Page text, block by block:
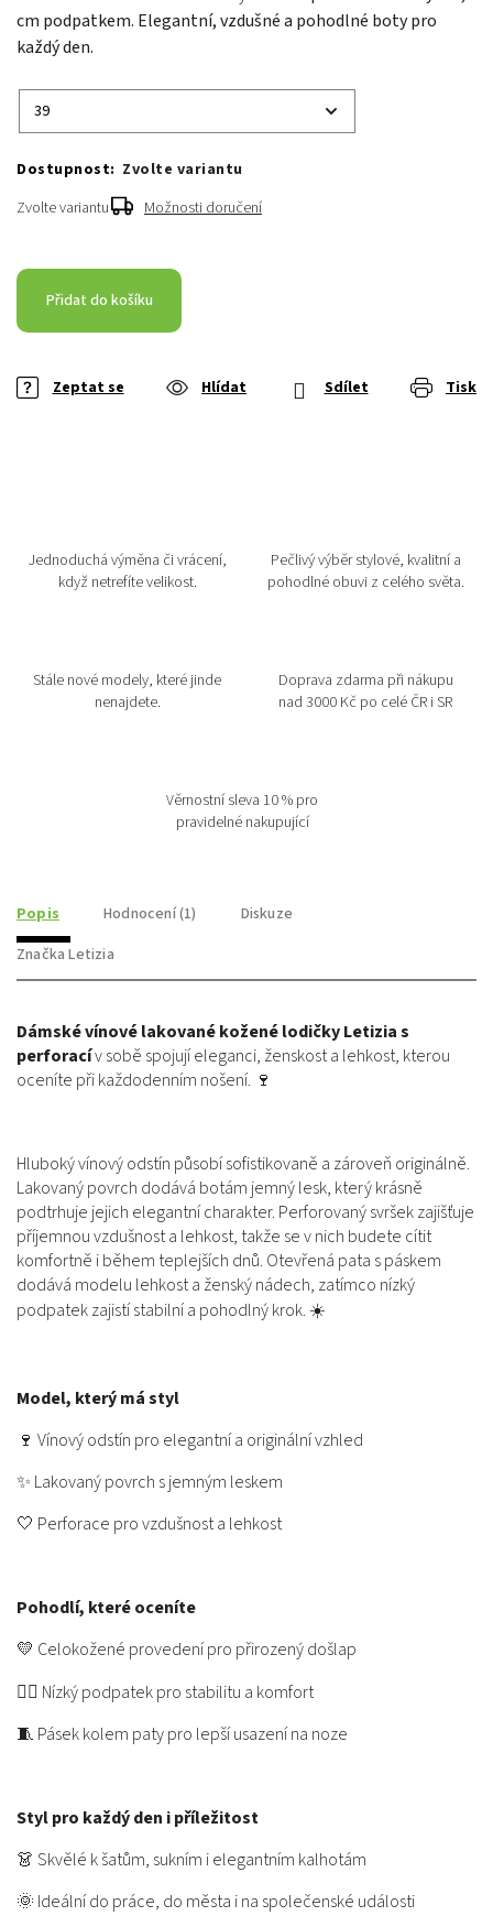
cm podpatkem. Elegantní, vzdušné a pohodlné boty pro
každý den.
Zvolte variantu
Zvolte variantu
Možnosti doručení
Přidat do košíku
Tisk
Zeptat se Hlídat Sdílet
Jednoduchá výměna či vrácení,
když netrefíte velikost.
Pečlivý výběr stylové, kvalitní a
pohodlné obuvi z celého světa.
Stále nové modely, které jinde
nenajdete.
Doprava zdarma při nákupu
nad 3000 Kč po celé ČR i SR
Věrnostní sleva 10 % pro
pravidelné nakupující
Popis Hodnocení (1)
Diskuze
Značka Letizia
Dámské vínové lakované kožené lodičky Letizia s
perforacív sobě spojují eleganci, ženskost a lehkost, kterou
oceníte při každodenním nošení. 🍷
Hluboký vínový odstín působí sofistikovaně a zároveň originálně.
Lakovaný povrch dodává botám jemný lesk, který krásně
podtrhuje jejich elegantní charakter. Perforovaný svršek zajišťuje
příjemnou vzdušnost a lehkost, takže se v nich budete cítit
komfortně i během teplejších dnů. Otevřená pata s páskem
dodává modelu lehkost a ženský nádech, zatímco nízký
podpatek zajistí stabilní a pohodlný krok. ☀️
Model, který má styl
🍷 Vínový odstín pro elegantní a originální vzhled
✨ Lakovaný povrch s jemným leskem
🤍 Perforace pro vzdušnost a lehkost
Pohodlí, které oceníte
💛 Celokožené provedení pro přirozený došlap
🚶‍♀️ Nízký podpatek pro stabilitu a komfort
🧵 Pásek kolem paty pro lepší usazení na noze
Styl pro každý den i příležitost
👗 Skvělé k šatům, sukním i elegantním kalhotám
🌞 Ideální do práce, do města i na společenské události